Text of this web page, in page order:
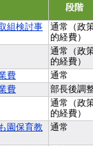
段階
組検討事
通常（政
的経費）
通常（政
的経費）
費 通常
費 部長後調
通常（政
的経費）
園保育教
通常